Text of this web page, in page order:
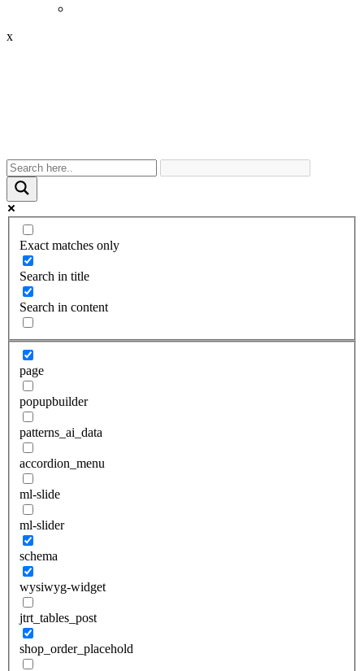
x
Exact matches only
Search in title
Search in content
page
popupbuilder
patterns_ai_data
accordion_menu
ml-slide
ml-slider
schema
wysiwyg-widget
jtrt_tables_post
shop_order_placehold